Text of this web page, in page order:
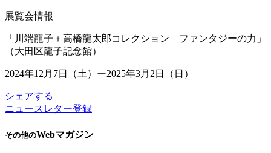
展覧会情報
「川端龍子＋高橋龍太郎コレクション ファンタジーの力」
（大田区龍子記念館）
2024年12月7日（土）ー2025年3月2日（日）
シェアする
ニュースレター登録
その他のWebマガジン